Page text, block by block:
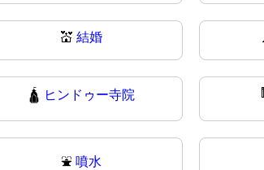
💒 結婚
🛕 ヒンドゥー寺院
⛲ 噴水